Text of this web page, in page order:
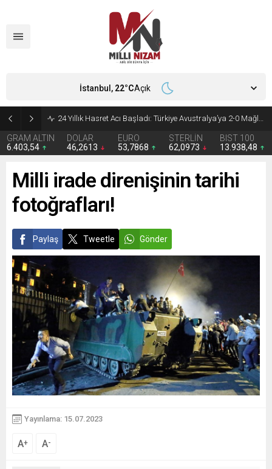
24 Yıllık Hasret Acı Başladı: Türkiye Avustralya’ya 2-0 Mağlup Oldu
GRAM ALTIN
6.403,54
DOLAR
46,2613
EURO
53,7868
STERLİN
62,0973
BIST 100
13.938,48
İstanbul, 22°CAçık
Milli irade direnişinin tarihi
fotoğrafları!
Paylaş Tweetle Gönder
Yayınlama: 15.07.2023
A+ A-